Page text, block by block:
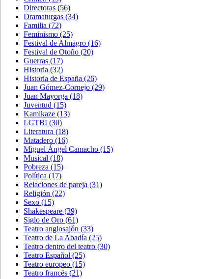
Directoras (56)
Dramaturgas (34)
Familia (72)
Feminismo (25)
Festival de Almagro (16)
Festival de Otoño (20)
Guerras (17)
Historia (32)
Historia de España (26)
Juan Gómez-Cornejo (29)
Juan Mayorga (18)
Juventud (15)
Kamikaze (13)
LGTBI (30)
Literatura (18)
Matadero (16)
Miguel Ángel Camacho (15)
Musical (18)
Pobreza (15)
Política (17)
Relaciones de pareja (31)
Religión (22)
Sexo (15)
Shakespeare (39)
Siglo de Oro (61)
Teatro anglosajón (33)
Teatro de La Abadía (25)
Teatro dentro del teatro (30)
Teatro Español (25)
Teatro europeo (15)
Teatro francés (21)